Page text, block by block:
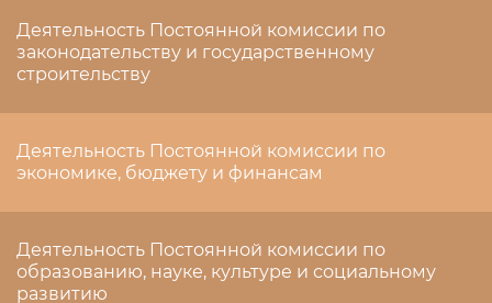
Деятельность Постоянной комиссии по
законодательству и государственному
строительству
Деятельность Постоянной комиссии по
экономике, бюджету и финансам
Деятельность Постоянной комиссии по
образованию, науке, культуре и социальному
развитию